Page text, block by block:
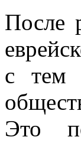
После
с тем
Это